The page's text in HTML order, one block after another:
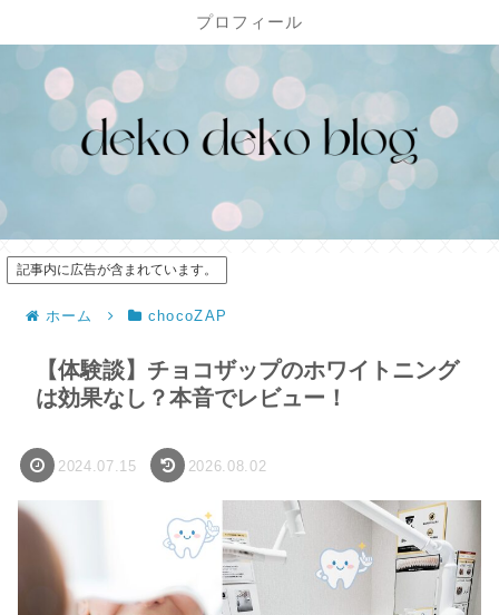
プロフィール
記事内に広告が含まれています。
ホーム chocoZAP
【体験談】チョコザップのホワイトニング
は効果なし？本音でレビュー！
2024.07.15 2026.08.02